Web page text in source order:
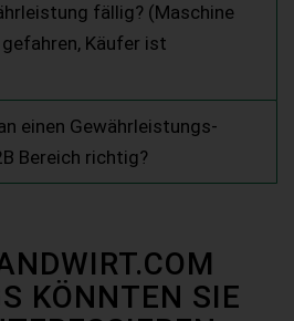
fällig? (Maschine
Käufer ist
einen Gewährleistungs-
Bereich richtig?
KÖNNTEN SIE